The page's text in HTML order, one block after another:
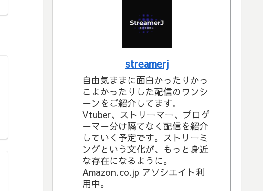
streamerj
自由気ままに面白かったりかっ
こよかったりした配信のワンシ
ーンをご紹介してます。
Vtuber、ストリーマー、プロゲ
ーマー分け隔てなく配信を紹介
していく予定です。ストリーミ
ングという文化が、もっと身近
な存在になるように。
Amazon.co.jp アソシエイト利
用中。